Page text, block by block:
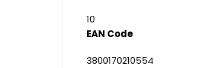
10
EAN Code
3800170210554